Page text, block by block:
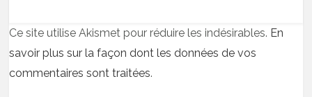
Ce site utilise Akismet pour réduire les indésirables. En
savoir plus sur la façon dont les données de vos
commentaires sont traitées.